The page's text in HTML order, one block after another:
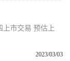
上市交易 预估上
2023/03/03